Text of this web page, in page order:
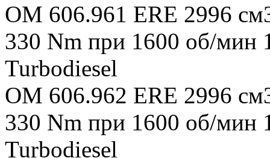
OM 606.961 ERE 2996
330 Nm при 1600 об/мин
Turbodiesel
OM 606.962 ERE 2996
330 Nm при 1600 об/мин
Turbodiesel